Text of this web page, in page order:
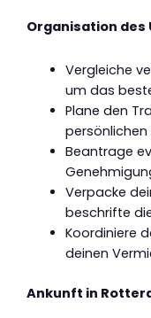
Organisation des
Vergleiche
um das
Plane den
Beantrage
Verpacke
beschrifte
Koordiniere
deinen
Ankunft in